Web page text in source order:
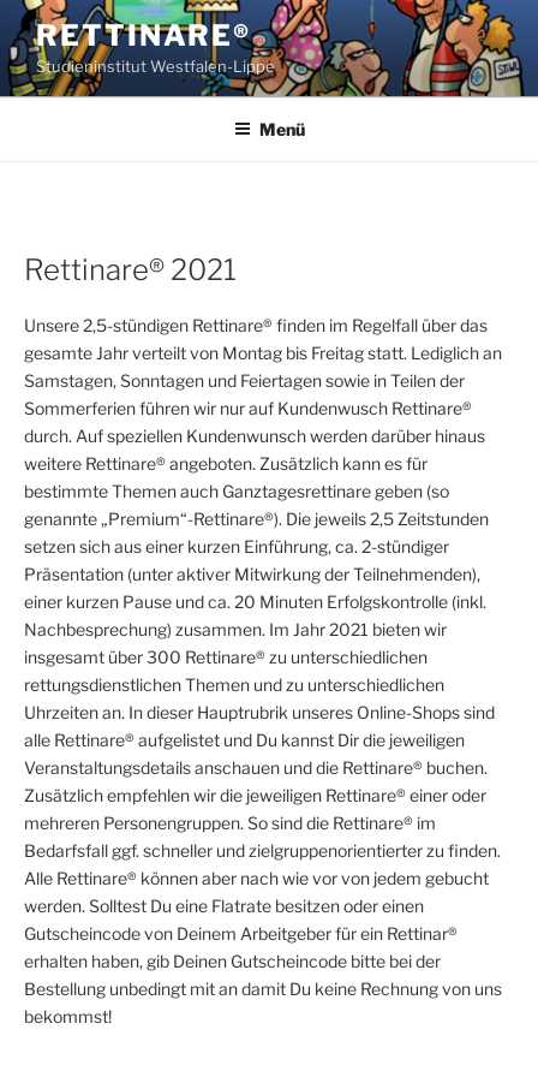
Zum
Inhalt
springen
RETTINARE®
Studieninstitut Westfalen-Lippe
Menü
Rettinare® 2021
Unsere 2,5-stündigen Rettinare® finden im Regelfall über das
gesamte Jahr verteilt von Montag bis Freitag statt. Lediglich an
Samstagen, Sonntagen und Feiertagen sowie in Teilen der
Sommerferien führen wir nur auf Kundenwusch Rettinare®
durch. Auf speziellen Kundenwunsch werden darüber hinaus
weitere Rettinare® angeboten. Zusätzlich kann es für
bestimmte Themen auch Ganztagesrettinare geben (so
genannte „Premium“-Rettinare®). Die jeweils 2,5 Zeitstunden
setzen sich aus einer kurzen Einführung, ca. 2-stündiger
Präsentation (unter aktiver Mitwirkung der Teilnehmenden),
einer kurzen Pause und ca. 20 Minuten Erfolgskontrolle (inkl.
Nachbesprechung) zusammen. Im Jahr 2021 bieten wir
insgesamt über 300 Rettinare® zu unterschiedlichen
rettungsdienstlichen Themen und zu unterschiedlichen
Uhrzeiten an. In dieser Hauptrubrik unseres Online-Shops sind
alle Rettinare® aufgelistet und Du kannst Dir die jeweiligen
Veranstaltungsdetails anschauen und die Rettinare® buchen.
Zusätzlich empfehlen wir die jeweiligen Rettinare® einer oder
mehreren Personengruppen. So sind die Rettinare® im
Bedarfsfall ggf. schneller und zielgruppenorientierter zu finden.
Alle Rettinare® können aber nach wie vor von jedem gebucht
werden. Solltest Du eine Flatrate besitzen oder einen
Gutscheincode von Deinem Arbeitgeber für ein Rettinar®
erhalten haben, gib Deinen Gutscheincode bitte bei der
Bestellung unbedingt mit an damit Du keine Rechnung von uns
bekommst!